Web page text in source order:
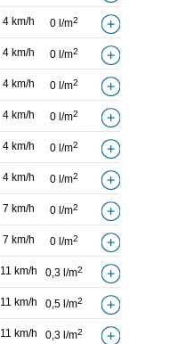
4 km/h 0 l/m2
4 km/h 0 l/m2
4 km/h 0 l/m2
4 km/h 0 l/m2
4 km/h 0 l/m2
4 km/h 0 l/m2
7 km/h 0 l/m2
7 km/h 0 l/m2
11 km/h 0,3 l/m2
11 km/h 0,5 l/m2
11 km/h 0,3 l/m2